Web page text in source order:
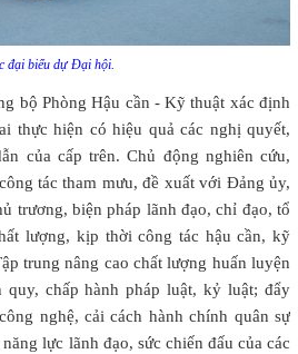
đại biểu dự Đại hội.
bộ Phòng Hậu cần - Kỹ thuật xác định
thực hiện có hiệu quả các nghị quyết,
của cấp trên. Chủ động nghiên cứu,
tác tham mưu, đề xuất với Đảng ủy,
trương, biện pháp lãnh đạo, chỉ đạo, tổ
lượng, kịp thời công tác hậu cần, kỹ
trung nâng cao chất lượng huấn luyện
chấp hành pháp luật, kỷ luật; đẩy
nghệ, cải cách hành chính quân sự
lực lãnh đạo, sức chiến đấu của các